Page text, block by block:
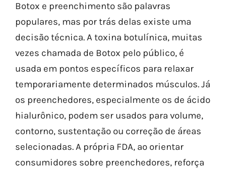
Botox e preenchimento são palavras
populares, mas por trás delas existe uma
decisão técnica. A toxina botulínica, muitas
vezes chamada de Botox pelo público, é
usada em pontos específicos para relaxar
temporariamente determinados músculos. Já
os preenchedores, especialmente os de ácido
hialurônico, podem ser usados para volume,
contorno, sustentação ou correção de áreas
selecionadas. A própria FDA, ao orientar
consumidores sobre preenchedores, reforça